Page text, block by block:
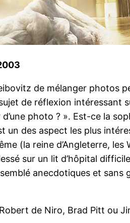
de mélanger
de réflexion intéressant
photo ? ». Est-ce la
un des aspect les plus
(la reine d’Angleterre,
sur un lit d’hôpital
semblé anecdotiques et
de Niro, Brad Pitt ou